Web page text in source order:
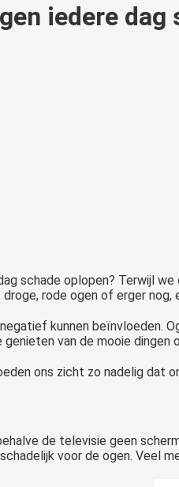
iedere dag
schade oplopen? Terwijl
droge, rode ogen of erger
kunnen beïnvloeden.
van de mooie dingen
ons zicht zo nadelig dat
de televisie geen
voor de ogen. Veel